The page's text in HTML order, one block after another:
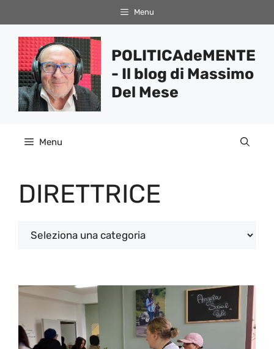
al
contenuto
Menu
POLITICAdeMENTE
- Il blog di Massimo
Del Mese
Menu
DIRETTRICE
Categorie